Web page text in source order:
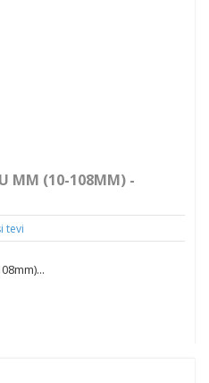
MM (10-108MM) -
tevi